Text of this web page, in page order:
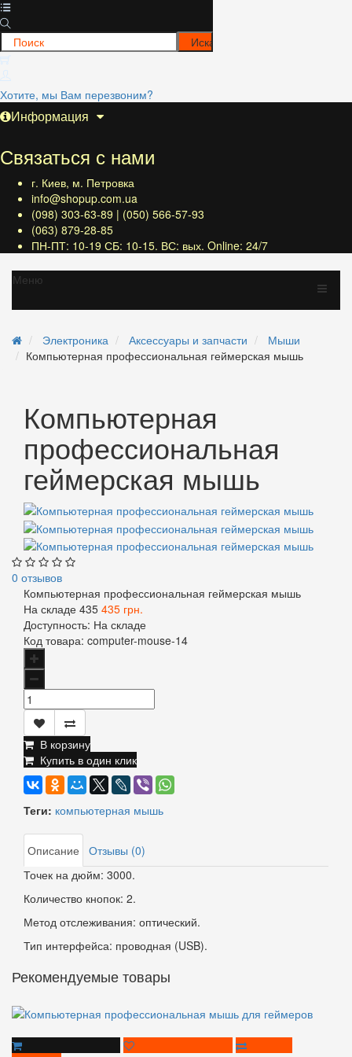
Хотите, мы Вам перезвоним?
Информация
Связаться с нами
г. Киев, м. Петровка
info@shopup.com.ua
(098) 303-63-89 | (050) 566-57-93
(063) 879-28-85
ПН-ПТ: 10-19 СБ: 10-15. ВС: вых. Online: 24/7
Меню
Электроника Аксессуары и запчасти
Мыши
Компьютерная профессиональная геймерская мышь
Компьютерная
профессиональная
геймерская мышь
0 отзывов
Компьютерная профессиональная геймерская мышь
На складе 435 435 грн.
Доступность: На складе
Код товара: computer-mouse-14
В корзину
Купить в один клик
Теги: компьютерная мышь
Описание
Отзывы (0)
Точек на дюйм: 3000.
Количество кнопок: 2.
Метод отслеживания: оптический.
Тип интерфейса: проводная (USB).
Рекомендуемые товары